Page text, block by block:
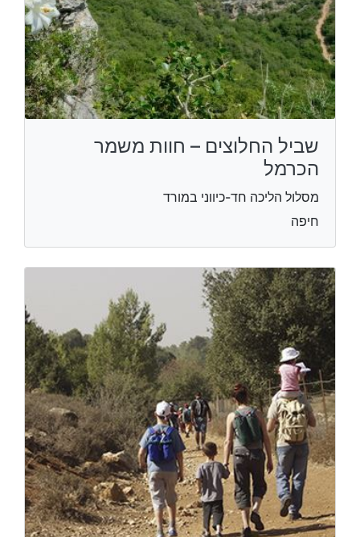
שביל החלוצים – חוות משמר
הכרמל
מסלול הליכה חד-כיווני במורד
חיפה